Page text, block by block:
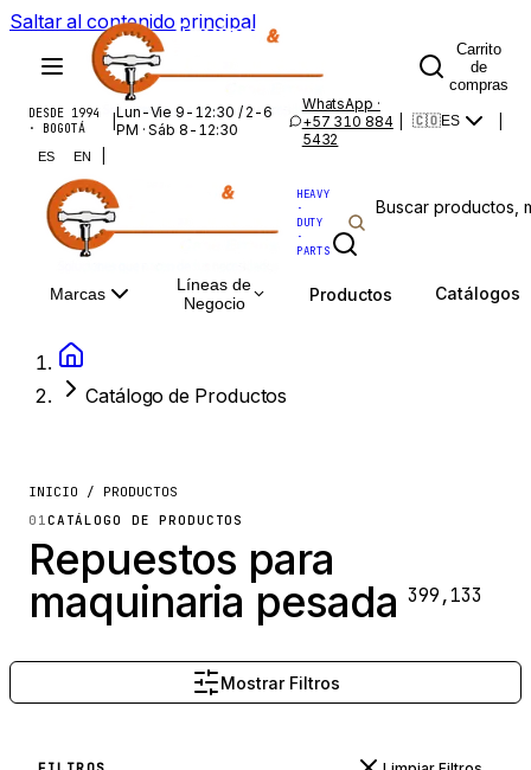
Saltar al contenido principal
Carrito
de
compras
DESDE 1994
· BOGOTÁ
Lun-Vie 9-12:30 / 2-6
PM · Sáb 8-12:30
WhatsApp ·
+57 310 884
5432
🇨🇴ES
ES EN
HEAVY
·
DUTY
·
PARTS
Marcas
Líneas de
Negocio
Productos Catálogos
Catálogo de Productos
INICIO / PRODUCTOS
01CATÁLOGO DE PRODUCTOS
Repuestos para
maquinaria pesada 399,133
Mostrar Filtros